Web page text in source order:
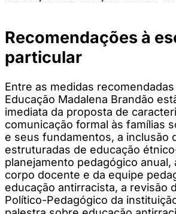
Recomendações à
particular
Entre as medidas
Educação Madalena Brandão
imediata da proposta de
comunicação formal às famílias
e seus fundamentos, a inclusão
estruturadas de educação
planejamento pedagógico anual,
corpo docente e da equipe
educação antirracista, a revisão
Político-Pedagógico da